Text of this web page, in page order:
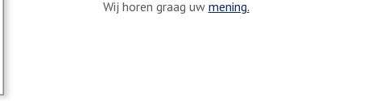
Wij horen graag uw mening.